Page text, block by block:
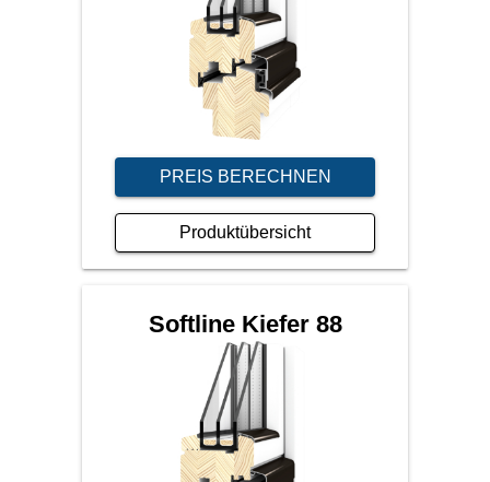
PREIS BERECHNEN
Produktübersicht
Softline Kiefer 88